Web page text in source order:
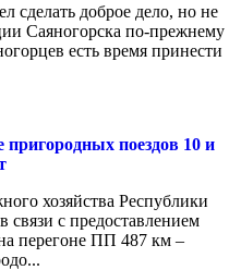
сделать доброе дело, но не
Саяногорска по-прежнему
есть время принести
поездов 10 и
хозяйства Республики
связи с предоставлением
перегоне ПП 487 км –